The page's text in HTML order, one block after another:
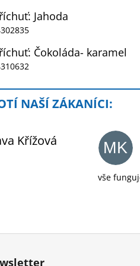
Jahoda
Čokoláda- karamel
Křížová
obchodu je 5 z 5 hvězdiček.MK
vše